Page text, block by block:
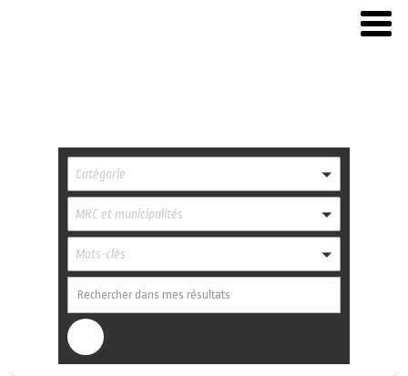
Catégorie
MRC et municipalités
Mots-clés